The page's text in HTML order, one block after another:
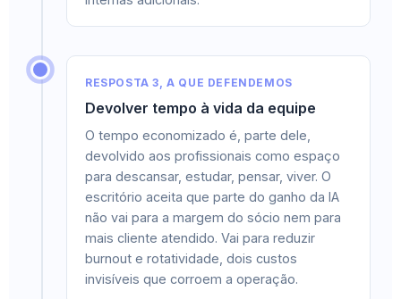
RESPOSTA 3, A QUE DEFENDEMOS
Devolver tempo à vida da equipe
O tempo economizado é, parte dele,
devolvido aos profissionais como espaço
para descansar, estudar, pensar, viver. O
escritório aceita que parte do ganho da IA
não vai para a margem do sócio nem para
mais cliente atendido. Vai para reduzir
burnout e rotatividade, dois custos
invisíveis que corroem a operação.